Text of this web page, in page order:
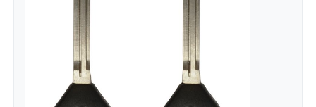
Enkelsnijdende hoekfrees
auto zeer belangrijke programmeur